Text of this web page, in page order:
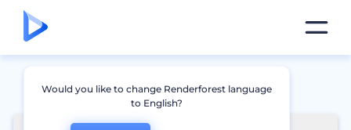
Would you like to change Renderforest language
to English?